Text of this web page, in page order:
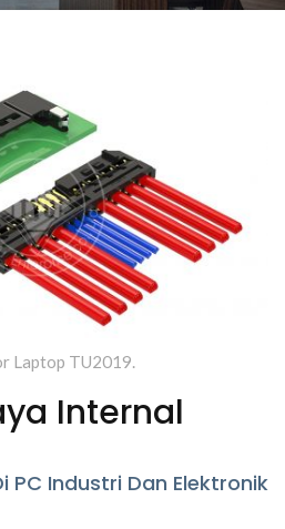
Konektor Wire
Laptop TU2019.
Internal
PC Industri Dan Elektronik